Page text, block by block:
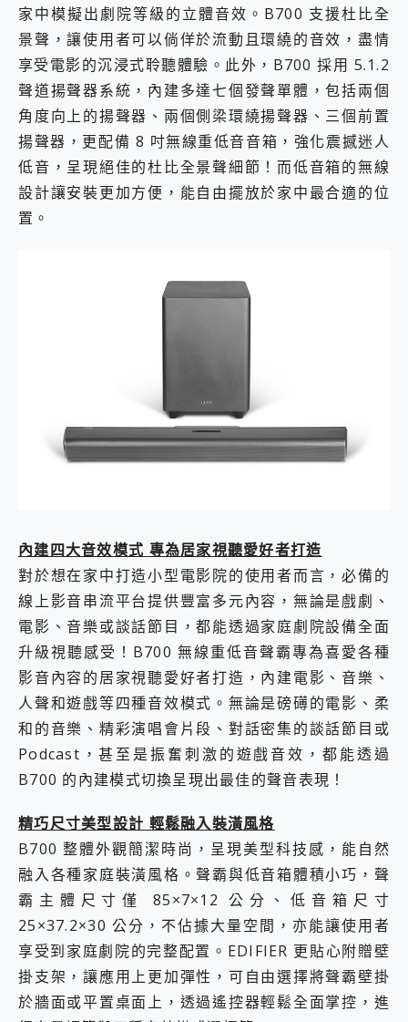
家中模擬出劇院等級的立體音效。B700 支援杜比全
景聲，讓使用者可以倘佯於流動且環繞的音效，盡情
享受電影的沉浸式聆聽體驗。此外，B700 採用 5.1.2
聲道揚聲器系統，內建多達七個發聲單體，包括兩個
角度向上的揚聲器、兩個側梁環繞揚聲器、三個前置
揚聲器，更配備 8 吋無線重低音音箱，強化震撼迷人
低音，呈現絕佳的杜比全景聲細節！而低音箱的無線
設計讓安裝更加方便，能自由擺放於家中最合適的位
置。
內建四大音效模式 專為居家視聽愛好者打造
對於想在家中打造小型電影院的使用者而言，必備的
線上影音串流平台提供豐富多元內容，無論是戲劇、
電影、音樂或談話節目，都能透過家庭劇院設備全面
升級視聽感受！B700 無線重低音聲霸專為喜愛各種
影音內容的居家視聽愛好者打造，內建電影、音樂、
人聲和遊戲等四種音效模式。無論是磅礡的電影、柔
和的音樂、精彩演唱會片段、對話密集的談話節目或
Podcast，甚至是振奮刺激的遊戲音效，都能透過
B700 的內建模式切換呈現出最佳的聲音表現！
精巧尺寸美型設計 輕鬆融入裝潢風格
B700 整體外觀簡潔時尚，呈現美型科技感，能自然
融入各種家庭裝潢風格。聲霸與低音箱體積小巧，聲
霸主體尺寸僅 85×7×12 公分、低音箱尺寸
25×37.2×30 公分，不佔據大量空間，亦能讓使用者
享受到家庭劇院的完整配置。EDIFIER 更貼心附贈壁
掛支架，讓應用上更加彈性，可自由選擇將聲霸壁掛
於牆面或平置桌面上，透過遙控器輕鬆全面掌控，進